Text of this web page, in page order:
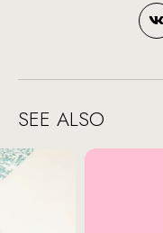
SEE ALSO